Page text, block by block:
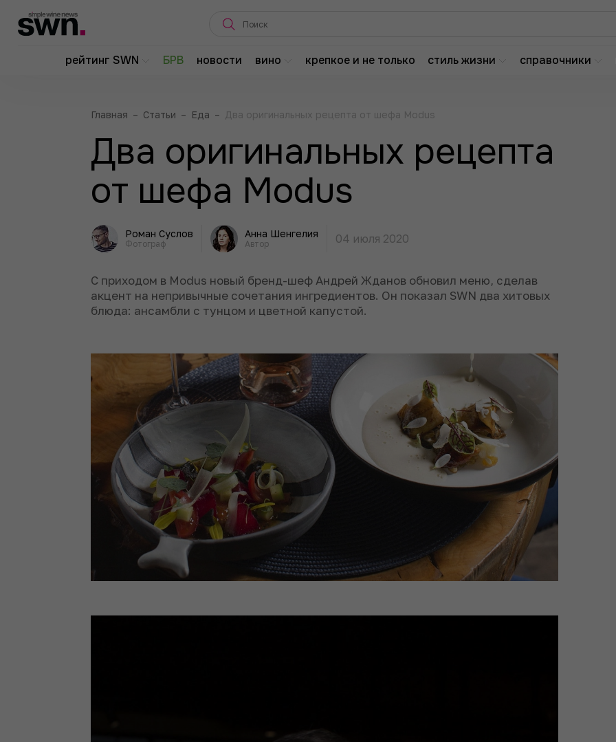
рейтинг SWN БРВ новости вино крепкое и не только стиль жизни справочники
Главная – Статьи – Еда – Два оригинальных рецепта от шефа Modus
Два оригинальных рецепта
от шефа Modus
Роман Суслов
Фотограф
Анна Шенгелия
Автор 04 июля 2020
С приходом в Modus новый бренд-шеф Андрей Жданов обновил меню, сделав
акцент на непривычные сочетания ингредиентов. Он показал SWN два хитовых
блюда: ансамбли с тунцом и цветной капустой.